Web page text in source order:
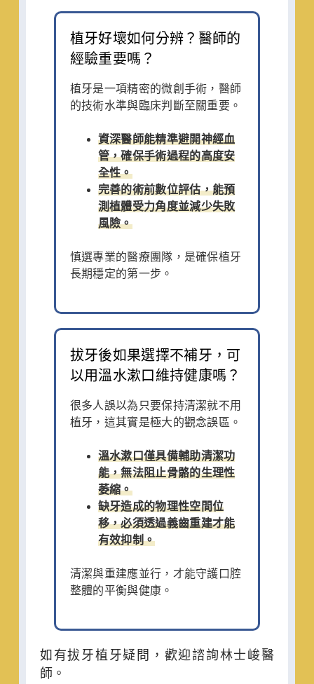
植牙好壞如何分辨？醫師的
經驗重要嗎？
植牙是一項精密的微創手術，醫師
的技術水準與臨床判斷至關重要。
資深醫師能精準避開神經血
管，確保手術過程的高度安
全性。
完善的術前數位評估，能預
測植體受力角度並減少失敗
風險。
慎選專業的醫療團隊，是確保植牙
長期穩定的第一步。
拔牙後如果選擇不補牙，可
以用溫水漱口維持健康嗎？
很多人誤以為只要保持清潔就不用
植牙，這其實是極大的觀念誤區。
溫水漱口僅具備輔助清潔功
能，無法阻止骨骼的生理性
萎縮。
缺牙造成的物理性空間位
移，必須透過義齒重建才能
有效抑制。
清潔與重建應並行，才能守護口腔
整體的平衡與健康。
如有拔牙植牙疑問，歡迎諮詢林士峻醫
師。